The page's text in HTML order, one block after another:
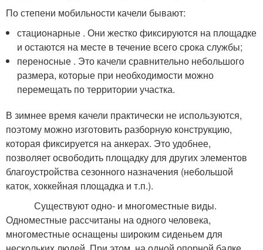
По степени мобильности качели бывают:
стационарные . Они жестко фиксируются на площадке
и остаются на месте в течение всего срока службы;
переносные . Это качели сравнительно небольшого
размера, которые при необходимости можно
перемещать по территории участка.
В зимнее время качели практически не используются,
поэтому можно изготовить разборную конструкцию,
которая фиксируется на анкерах. Это удобнее,
позволяет освободить площадку для других элементов
благоустройства сезонного назначения (небольшой
каток, хоккейная площадка и т.п.).
Существуют одно- и многоместные виды.
Одноместные рассчитаны на одного человека,
многоместные оснащены широким сиденьем для